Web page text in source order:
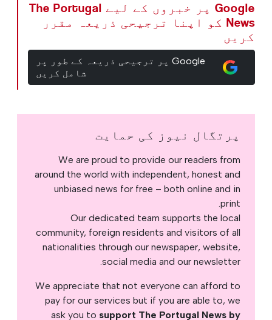
Google پر خبروں کے لیے The Portugal
News کو اپنا ترجیحی ذریعہ مقرر
کریں
Google پر ترجیحی ذریعہ کے طور پر
شامل کریں
پرتگال نیوز کی حمایت
We are proud to provide our readers from
around the world with independent, honest and
unbiased news for free – both online and in
print.
Our dedicated team supports the local
community, foreign residents and visitors of all
nationalities through our newspaper, website,
social media and our newsletter.
We appreciate that not everyone can afford to
pay for our services but if you are able to, we
ask you to support The Portugal News by